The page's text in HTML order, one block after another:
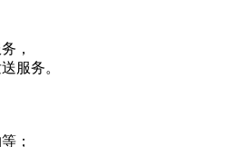
，
服务。
；